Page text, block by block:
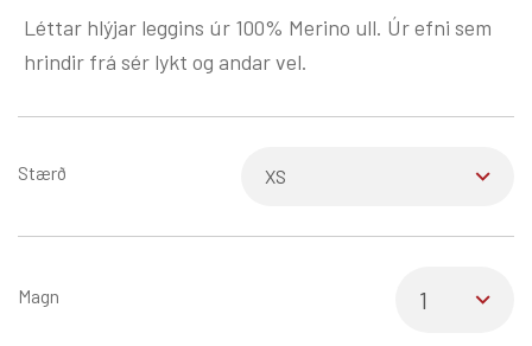
Léttar hlýjar leggins úr 100% Merino ull. Úr efni sem
hrindir frá sér lykt og andar vel.
Stærð
Magn